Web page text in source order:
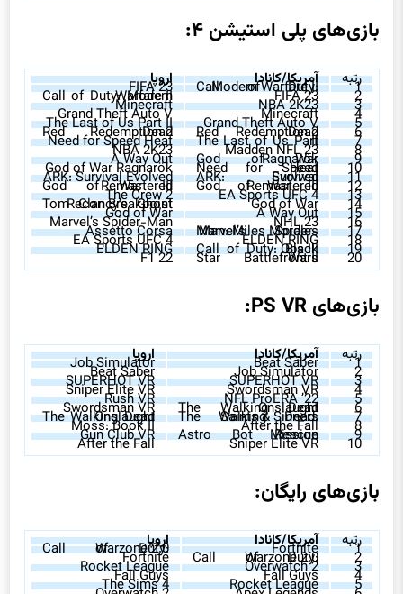
بازی‌های پلی استیشن ۴:
رتبه آمریکا/کانادا اروپا 1
Call of Duty: Modern Warfare II
FIFA 23 2
FIFA 23
Call of Duty: Modern Warfare II 3
NBA 2K23
Minecraft 4
Minecraft
Grand Theft Auto V 5
Grand Theft Auto V
The Last of Us Part II 6
Red Dead Redemption 2
Red Dead Redemption 2 7
The Last of Us Part II
Need for Speed Heat 8
Madden NFL 23
NBA 2K23 9
God of War Ragnarök
A Way Out 10
Need for Speed Heat
God of War Ragnarök 11
ARK: Survival Evolved
ARK: Survival Evolved 12
God of War III Remastered
God of War III Remastered 13
EA Sports UFC 4
The Crew 2 14
God of War
Tom Clancy’s Ghost Recon Breakpoint 15
A Way Out
God of War 16
NHL 23
Marvel’s Spider-Man 17
Marvel’s Spider-Man: Miles Morales
Assetto Corsa 18
ELDEN RING
EA Sports UFC 4 19
Call of Duty: Black Ops III
ELDEN RING 20
Star Wars Battlefront II
F1 22
بازی‌های PS VR:
رتبه آمریکا/کانادا اروپا 1
Beat Saber
Job Simulator 2
Job Simulator
Beat Saber 3
SUPERHOT VR
SUPERHOT VR 4
Swordsman VR
Sniper Elite VR 5
NFL ProERA ’22
Rush VR 6
The Walking Dead Onslaught
Swordsman VR 7
The Walking Dead: Saints & Sinners
The Walking Dead Onslaught 8
After the Fall
Moss: Book II 9
Astro Bot Rescue Mission
Gun Club VR 10
Sniper Elite VR
After the Fall
بازی‌های رایگان:
رتبه آمریکا/کانادا اروپا 1
Fortnite
Call of Duty: Warzone 2.0 2
Call of Duty: Warzone 2.0
Fortnite 3
Overwatch 2
Rocket League 4
Fall Guys
Fall Guys 5
Rocket League
The Sims 4